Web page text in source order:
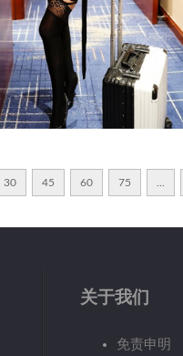
30 45 60 75
关于我们
免责申明